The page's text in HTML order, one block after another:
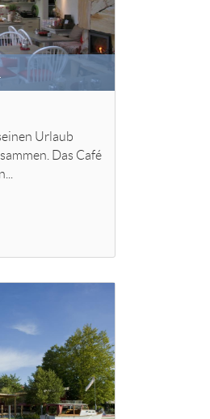
Urlaub
Das Café